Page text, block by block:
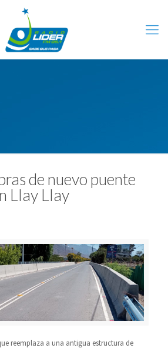
de nuevo puente
Llay Llay
reemplaza a una antigua estructura de